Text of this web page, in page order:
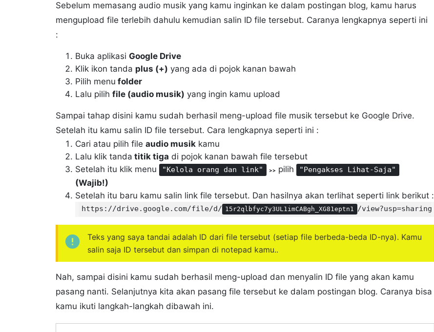
Sebelum memasang audio musik yang kamu inginkan ke dalam postingan blog, kamu harus
mengupload file terlebih dahulu kemudian salin ID file tersebut. Caranya lengkapnya seperti ini
:
Buka aplikasi Google Drive
Klik ikon tanda plus (+) yang ada di pojok kanan bawah
Pilih menu folder
Lalu pilih file (audio musik) yang ingin kamu upload
Sampai tahap disini kamu sudah berhasil meng-upload file musik tersebut ke Google Drive.
Setelah itu kamu salin ID file tersebut. Cara lengkapnya seperti ini :
Cari atau pilih file audio musik kamu
Lalu klik tanda titik tiga di pojok kanan bawah file tersebut
Setelah itu klik menu
"Kelola orang dan link" >> pilih "Pengakses Lihat-Saja"
(Wajib!)
Setelah itu baru kamu salin link file tersebut. Dan hasilnya akan terlihat seperti link berikut :
https://drive.google.com/file/d/ 15r2qlbfyc7y3UL1imCABgh_XG81eptn1 /view?usp=sharing
Teks yang saya tandai adalah ID dari file tersebut (setiap file berbeda-beda ID-nya). Kamu
salin saja ID tersebut dan simpan di notepad kamu..
Nah, sampai disini kamu sudah berhasil meng-upload dan menyalin ID file yang akan kamu
pasang nanti. Selanjutnya kita akan pasang file tersebut ke dalam postingan blog. Caranya bisa
kamu ikuti langkah-langkah dibawah ini.